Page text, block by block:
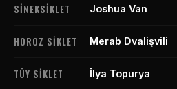
SINEKSIKLET Joshua Van
HOROZ SIKLET Merab Dvalişvili
TÜY SIKLET İlya Topurya